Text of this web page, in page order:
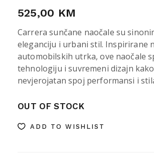
525,00 KM
Carrera sunčane naočale su
eleganciju i urbani stil. Inspirirane
automobilskih utrka, ove naočale
tehnologiju i suvremeni dizajn
nevjerojatan spoj performansi i
OUT OF STOCK
ADD TO WISHLIST